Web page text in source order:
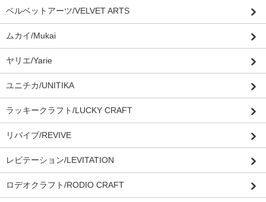
ベルベットアーツ/VELVET ARTS
ムカイ/Mukai
ヤリエ/Yarie
ユニチカ/UNITIKA
ラッキークラフト/LUCKY CRAFT
リバイブ/REVIVE
レビテーション/LEVITATION
ロデオクラフト/RODIO CRAFT